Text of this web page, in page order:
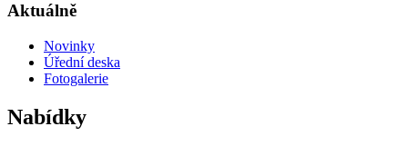
Aktuálně
Novinky
Úřední deska
Fotogalerie
Nabídky